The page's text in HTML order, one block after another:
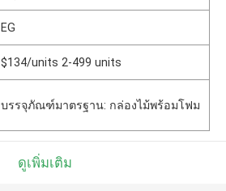
EG
$134/units 2-499 units
บรรจุภัณฑ์มาตรฐาน: กล่องไม้พร้อมโฟม
ดูเพิ่มเติม